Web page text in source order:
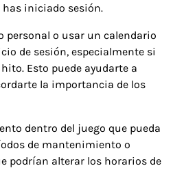
iniciado sesión.
personal o usar un calendario
de sesión, especialmente si
Esto puede ayudarte a
la importancia de los
dentro del juego que pueda
de mantenimiento o
podrían alterar los horarios de